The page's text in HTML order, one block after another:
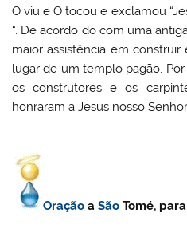
O viu e O tocou e exclamou
“. De acordo do com uma
maior assistência em
lugar de um templo pagão.
os construtores e os
honraram a Jesus nosso
Oração aSão Tomé,